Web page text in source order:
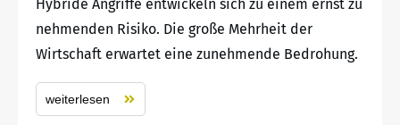
Hybride Angriffe entwickeln sich zu einem ernst zu
nehmenden Risiko. Die große Mehrheit der
Wirtschaft erwartet eine zunehmende Bedrohung.
weiterlesen